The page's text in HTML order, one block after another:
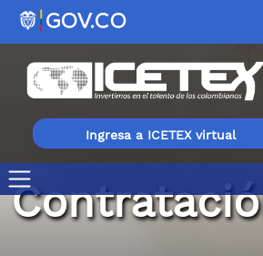
Ingresa a ICETEX virtual
2020-0472